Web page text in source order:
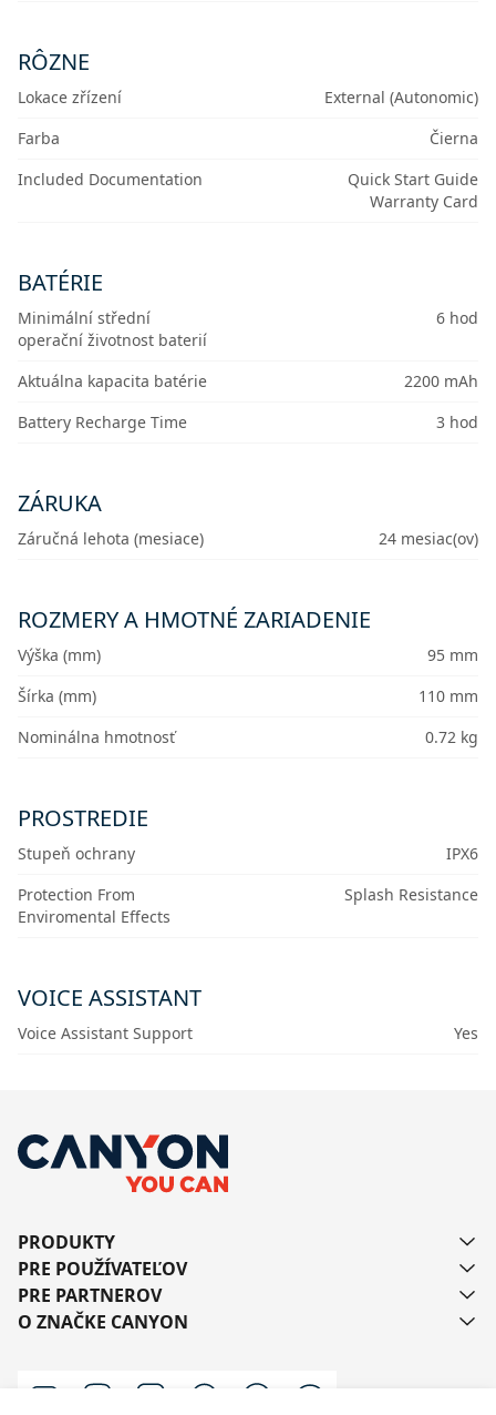
RÔZNE
Lokace zřízení
External (Autonomic)
Farba
Čierna
Included Documentation
Quick Start Guide
Warranty Card
BATÉRIE
Minimální střední
operační životnost baterií
6 hod
Aktuálna kapacita batérie
2200 mAh
Battery Recharge Time
3 hod
ZÁRUKA
Záručná lehota (mesiace) 24 mesiac(ov)
ROZMERY A HMOTNÉ ZARIADENIE
Výška (mm)
95 mm
Šírka (mm)
110 mm
Nominálna hmotnosť
0.72 kg
PROSTREDIE
Stupeň ochrany
IPX6
Protection From
Enviromental Effects
Splash Resistance
VOICE ASSISTANT
Voice Assistant Support Yes
PRODUKTY
PRE POUŽÍVATEĽOV
PRE PARTNEROV
O ZNAČKE CANYON